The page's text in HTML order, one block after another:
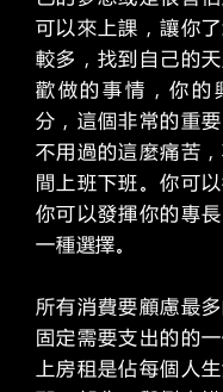
可以來上課，讓你
較多，找到自己的
歡做的事情，你的
分，這個非常的重
不用過的這麼痛苦
間上班下班。你可
你可以發揮你的專
一種選擇。
所有消費要顧慮最
固定需要支出的的
上房租是佔每個人